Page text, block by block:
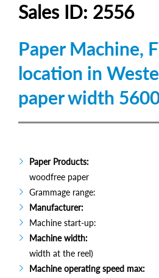
Sales ID: 2556
Paper Machine,
location in
paper width
Paper Products:
woodfree paper
Grammage range:
Manufacturer:
Machine start-
Machine width:
5600
width at the reel)
Machine operating speed max: